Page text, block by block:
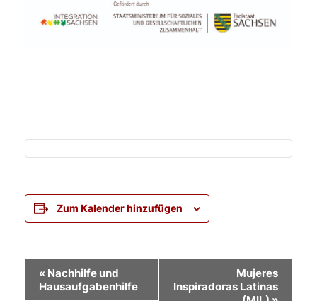
Zum Kalender hinzufügen
Veranstaltung-
Navigation
« Nachhilfe und
Hausaufgabenhilfe
Mujeres
Inspiradoras Latinas